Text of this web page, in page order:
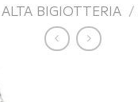
ALTA BIGIOTTERIA /